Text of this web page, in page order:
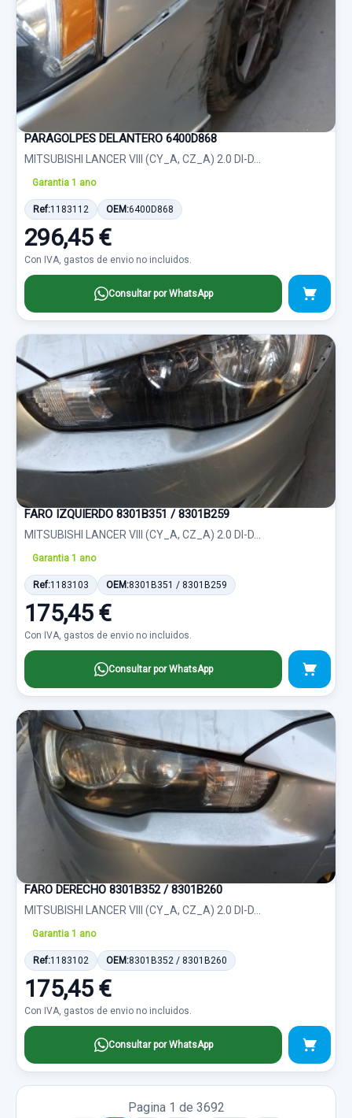
PARAGOLPES DELANTERO 6400D868
MITSUBISHI LANCER VIII (CY_A, CZ_A) 2.0 DI-D...
Garantia 1 ano
Ref:1183112 OEM:6400D868
296,45 €
Con IVA, gastos de envio no incluidos.
Consultar por WhatsApp
FARO IZQUIERDO 8301B351 / 8301B259
MITSUBISHI LANCER VIII (CY_A, CZ_A) 2.0 DI-D...
Garantia 1 ano
Ref:1183103 OEM:8301B351 / 8301B259
175,45 €
Con IVA, gastos de envio no incluidos.
Consultar por WhatsApp
FARO DERECHO 8301B352 / 8301B260
MITSUBISHI LANCER VIII (CY_A, CZ_A) 2.0 DI-D...
Garantia 1 ano
Ref:1183102 OEM:8301B352 / 8301B260
175,45 €
Con IVA, gastos de envio no incluidos.
Consultar por WhatsApp
Pagina 1 de 3692